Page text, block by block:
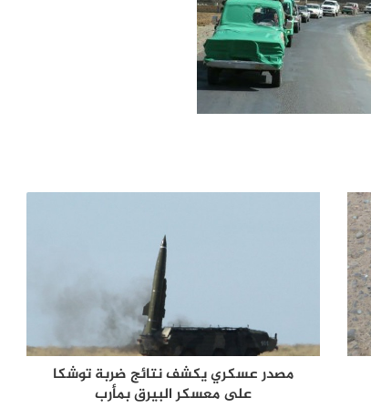
مصدر عسكري يكشف نتائج ضربة توشكا
على معسكر البيرق بمأرب